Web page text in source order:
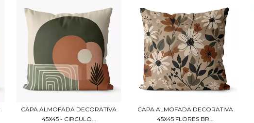
CAPA ALMOFADA DECORATIVA
45X45 - CIRCULO...
CAPA ALMOFADA DECORATIVA
45X45 FLORES BR...